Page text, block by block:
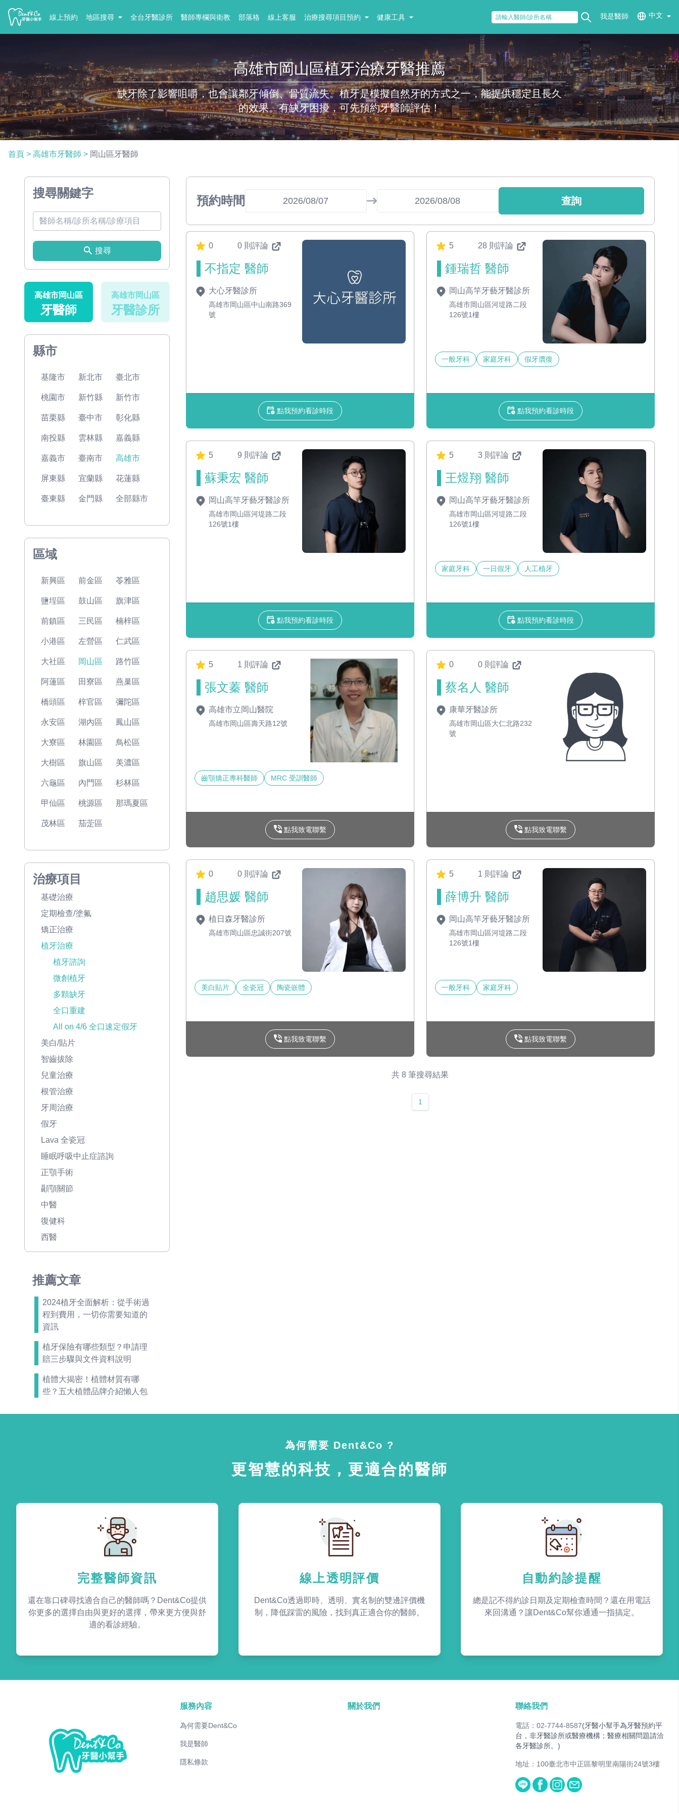
線上預約 地區搜尋 全台牙醫診所 醫師專欄與衛教 部落格 線上客服 治療搜尋項目預約 健康工具 我是醫師 中文
高雄市岡山區植牙治療牙醫推薦
缺牙除了影響咀嚼，也會讓鄰牙傾倒、骨質流失。植牙是模擬自然牙的方式之一，能提供穩定且長久
的效果。有缺牙困擾，可先預約牙醫師評估！
首頁 > 高雄市牙醫師 > 岡山區牙醫師
搜尋關鍵字
搜尋
高雄市岡山區
牙醫師
高雄市岡山區
牙醫診所
縣市
基隆市 新北市 臺北市
桃園市 新竹縣 新竹市
苗栗縣 臺中市 彰化縣
南投縣 雲林縣 嘉義縣
嘉義市 臺南市 高雄市
屏東縣 宜蘭縣 花蓮縣
臺東縣 金門縣 全部縣市
區域
新興區 前金區 苓雅區
鹽埕區 鼓山區 旗津區
前鎮區 三民區 楠梓區
小港區 左營區 仁武區
大社區 岡山區 路竹區
阿蓮區 田寮區 燕巢區
橋頭區 梓官區 彌陀區
永安區 湖內區 鳳山區
大寮區 林園區 鳥松區
大樹區 旗山區 美濃區
六龜區 內門區 杉林區
甲仙區 桃源區 那瑪夏區
茂林區 茄萣區
治療項目
基礎治療
定期檢查/塗氟
矯正治療
植牙治療
植牙諮詢
微創植牙
多顆缺牙
全口重建
All on 4/6 全口速定假牙
美白/貼片
智齒拔除
兒童治療
根管治療
牙周治療
假牙
Lava 全瓷冠
睡眠呼吸中止症諮詢
正顎手術
顳顎關節
中醫
復健科
西醫
推薦文章
2024植牙全面解析：從手術過
程到費用，一切你需要知道的
資訊
植牙保險有哪些類型？申請理
賠三步驟與文件資料說明
植體大揭密！植體材質有哪
些？五大植體品牌介紹懶人包
預約時間 查詢
0 0 則評論
不指定 醫師
大心牙醫診所
高雄市岡山區中山南路369
號
點我預約看診時段
5 28 則評論
鍾瑞哲 醫師
岡山高竿牙藝牙醫診所
高雄市岡山區河堤路二段
126號1樓
一般牙科 家庭牙科 假牙贋復
點我預約看診時段
5 9 則評論
蘇秉宏 醫師
岡山高竿牙藝牙醫診所
高雄市岡山區河堤路二段
126號1樓
點我預約看診時段
5 3 則評論
王煜翔 醫師
岡山高竿牙藝牙醫診所
高雄市岡山區河堤路二段
126號1樓
家庭牙科 一日假牙 人工植牙
點我預約看診時段
5 1 則評論
張文蓁 醫師
高雄市立岡山醫院
高雄市岡山區壽天路12號
齒顎矯正專科醫師 MRC 受訓醫師
點我致電聯繫
0 0 則評論
蔡名人 醫師
康華牙醫診所
高雄市岡山區大仁北路232
號
點我致電聯繫
0 0 則評論
趙思媛 醫師
植日森牙醫診所
高雄市岡山區忠誠街207號
美白貼片 全瓷冠 陶瓷嵌體
點我致電聯繫
5 1 則評論
薛博升 醫師
岡山高竿牙藝牙醫診所
高雄市岡山區河堤路二段
126號1樓
一般牙科 家庭牙科
點我致電聯繫
共 8 筆搜尋結果
1
為何需要 Dent&Co ?
更智慧的科技，更適合的醫師
完整醫師資訊
還在靠口碑尋找適合自己的醫師嗎？Dent&Co提供
你更多的選擇自由與更好的選擇，帶來更方便與舒
適的看診經驗。
線上透明評價
Dent&Co透過即時、透明、實名制的雙邊評價機
制，降低踩雷的風險，找到真正適合你的醫師。
自動約診提醒
總是記不得約診日期及定期檢查時間？還在用電話
來回溝通？讓Dent&Co幫你通通一指搞定。
服務內容
為何需要Dent&Co
我是醫師
隱私條款
關於我們 聯絡我們
電話：02-7744-8587(牙醫小幫手為牙醫預約平
台，非牙醫診所或醫療機構；醫療相關問題請洽
各牙醫診所。)
地址：100臺北市中正區黎明里南陽街24號3樓